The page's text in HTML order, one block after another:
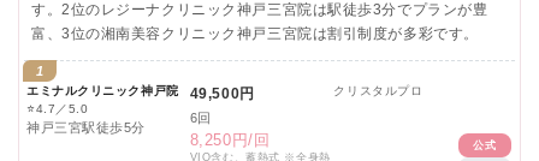
す。2位のレジーナクリニック神戸三宮院は駅徒歩3分でプランが豊
富、3位の湘南美容クリニック神戸三宮院は割引制度が多彩です。
1
エミナルクリニック神戸院
⭐4.7／5.0
神戸三宮駅徒歩5分
49,500円
6回
8,250円/回
VIO含む、蓄熱式 ※全身熱
クリスタルプロ
公式